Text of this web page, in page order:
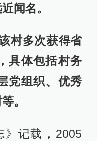
闻名。
多次获得省
具体包括村务
党组织、优秀
。
记载，2005